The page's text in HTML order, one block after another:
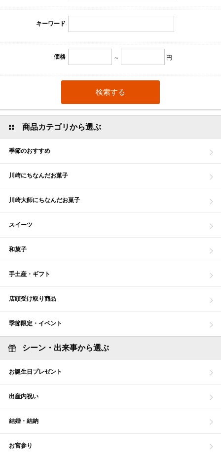
キーワード
価格 ～ 円
商品カテゴリから選ぶ
季節のおすすめ
川崎にちなんだお菓子
川崎大師にちなんだお菓子
スイーツ
和菓子
手土産・ギフト
店頭受け取り商品
季節限定・イベント
シーン・出来事から選ぶ
お誕生日プレゼント
出産内祝い
結婚・結納
お宮参り